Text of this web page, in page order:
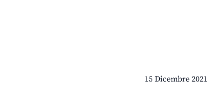
15 Dicembre 2021